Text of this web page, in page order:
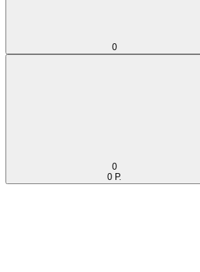
0
0
0 Р.